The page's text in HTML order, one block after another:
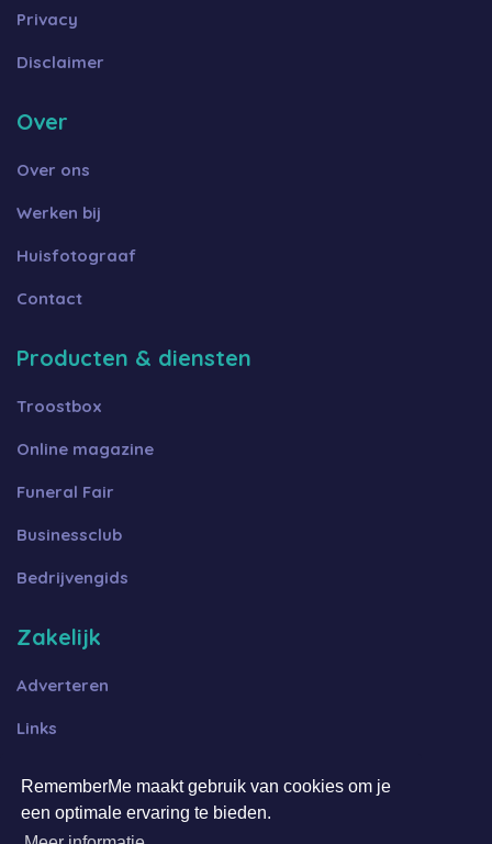
RememberMe maakt gebruik van cookies om je
een optimale ervaring te bieden.
Privacy
Disclaimer
Over
Over ons
Werken bij
Huisfotograaf
Contact
Producten & diensten
Troostbox
Online magazine
Funeral Fair
Businessclub
Bedrijvengids
Zakelijk
Adverteren
Links
Algemene voorwaarden FFOT